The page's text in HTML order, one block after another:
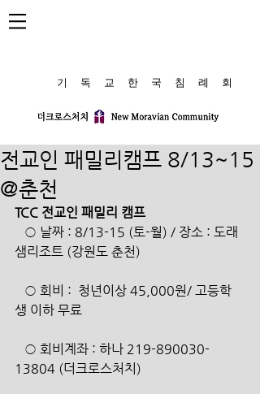
​기 독 교 한 국 침 례 회
전교인 패밀리캠프 8/13~15
@춘천
TCC 전교인 패밀리 캠프
샘리조트 (강원도 춘천)
생 이하 무료
13804 (더크로스처치)